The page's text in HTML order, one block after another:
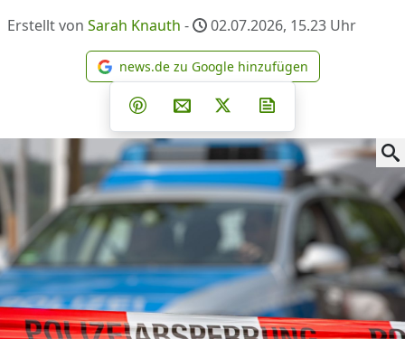
Erstellt von Sarah Knauth - 02.07.2026, 15.23 Uhr
news.de zu Google
news.de zu Google hinzufügen
Teilen auf Facebook
Teilen auf Whatsapp
Teilen auf Telegram
Teilen auf Pinterest
Per E-Mail teilen
Post auf X